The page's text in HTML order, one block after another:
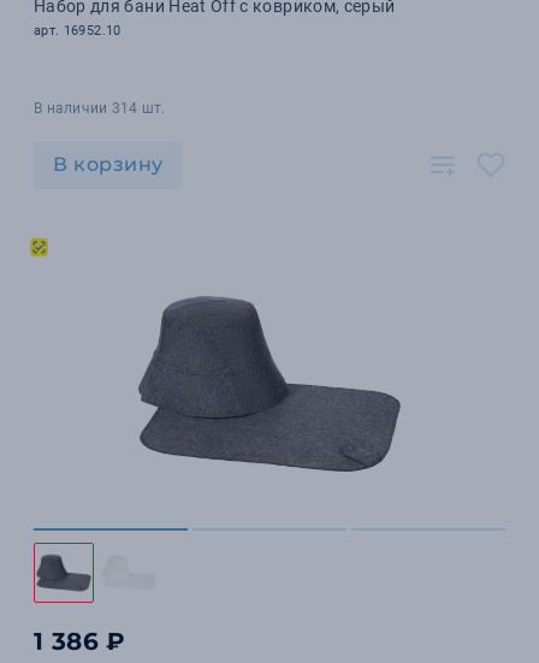
Набор для бани Heat Off с ковриком, серый
арт. 16952.10
В наличии 314 шт.
В корзину
1 386 ₽